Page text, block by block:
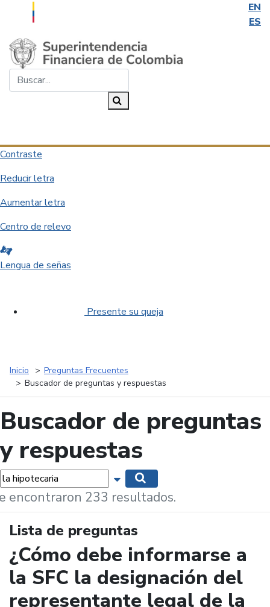
EN
ES
Saltar al contenido principal
Contraste
Reducir letra
Aumentar letra
Centro de relevo
Lengua de señas
Presente su queja
Inicio
Preguntas Frecuentes
Buscador de preguntas y respuestas
Buscador de preguntas
y respuestas
Mostrar opciones de búsqueda
encontraron 233 resultados.
Lista de preguntas
¿Cómo debe informarse a
la SFC la designación del
representante legal de la